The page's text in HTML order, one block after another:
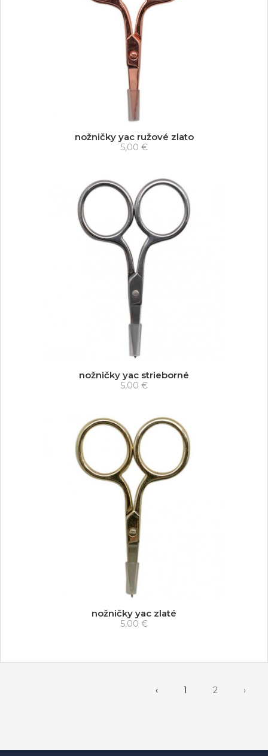
nožničky yac ružové zlato
5,00 €
nožničky yac strieborné
5,00 €
nožničky yac zlaté
5,00 €
‹ 1 2 ›